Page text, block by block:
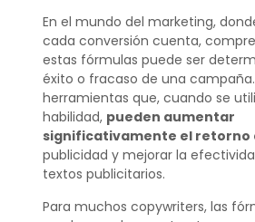
En el mundo del marketing,
cada conversión cuenta,
estas fórmulas puede ser
éxito o fracaso de una
herramientas que, cuando se
habilidad, pueden aumentar
significativamente el retorno
publicidad y mejorar la
textos publicitarios.
Para muchos copywriters, las